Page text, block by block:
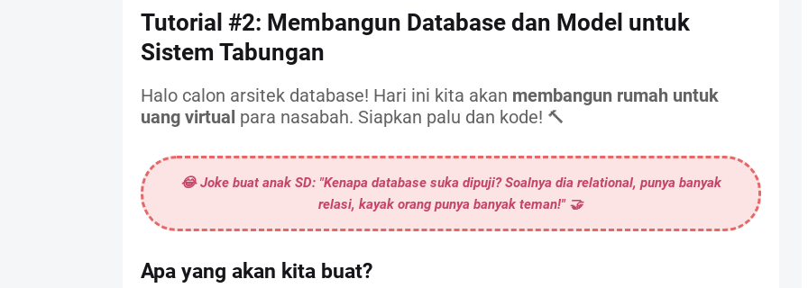
Tutorial #2: Membangun Database dan Model untuk
Sistem Tabungan
Halo calon arsitek database! Hari ini kita akan membangun rumah untuk
uang virtual para nasabah. Siapkan palu dan kode! 🔨
😂Joke buat anak SD:"Kenapa database suka dipuji? Soalnya dia relational, punya banyak
relasi, kayak orang punya banyak teman!" 🤝
Apa yang akan kita buat?